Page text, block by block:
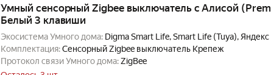
Умный сенсорный Zigbee выключатель c Алисой
Белый 3 клавиши
Экосистема Умного дома: Digma Smart Life, Smart Life (Tuya), Яндекс
Комплектация:Сенсорный Zigbee выключатель Крепеж
Протокол связи Умного дома:ZigBee